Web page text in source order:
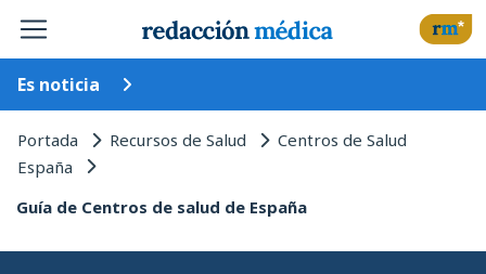
Es noticia
Portada Recursos de Salud Centros de Salud
España
Guía de Centros de salud de España